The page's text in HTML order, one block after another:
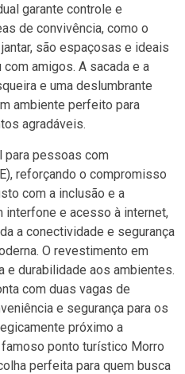
garante controle e
de convivência, como o
são espaçosas e ideais
amigos. A sacada e a
e uma deslumbrante
ambiente perfeito para
agradáveis.
para pessoas com
reforçando o compromisso
com a inclusão e a
interfone e acesso à internet,
a conectividade e segurança
O revestimento em
e durabilidade aos ambientes.
com duas vagas de
e segurança para os
próximo a
ponto turístico Morro
perfeita para quem busca